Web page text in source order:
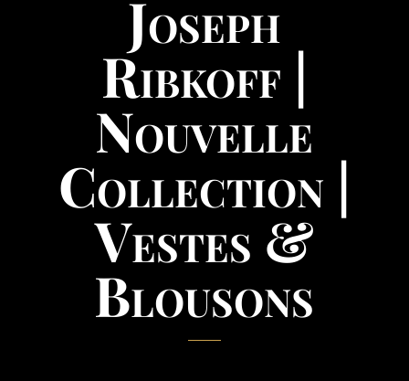
Joseph
Ribkoff |
Nouvelle
Collection |
Vestes &
Blousons